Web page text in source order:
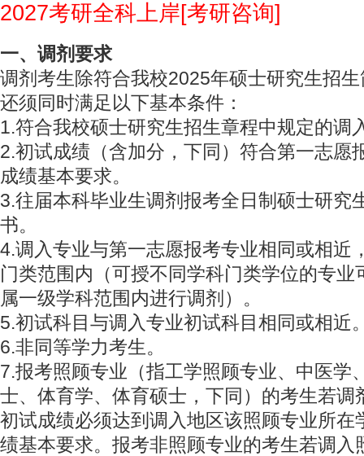
2027考研全科上岸[考研咨询]
一、调剂要求
调剂考生除符合我校2025年硕士研究生招
还须同时满足以下基本条件：
1.符合我校硕士研究生招生章程中规定的调
2.初试成绩（含加分，下同）符合第一志愿
成绩基本要求。
3.往届本科毕业生调剂报考全日制硕士研究
书。
4.调入专业与第一志愿报考专业相同或相近
门类范围内（可授不同学科门类学位的专业
属一级学科范围内进行调剂）。
5.初试科目与调入专业初试科目相同或相近
6.非同等学力考生。
7.报考照顾专业（指工学照顾专业、中医学
士、体育学、体育硕士，下同）的考生若调
初试成绩必须达到调入地区该照顾专业所在
绩基本要求。报考非照顾专业的考生若调入